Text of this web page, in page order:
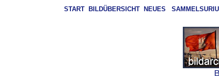
START BILDÜBERSICHT NEUES